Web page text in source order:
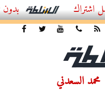
أفضل اشتراك IPTV بدون تقطيع 2026 – دليل المشاهد العصري
محمد السعدني